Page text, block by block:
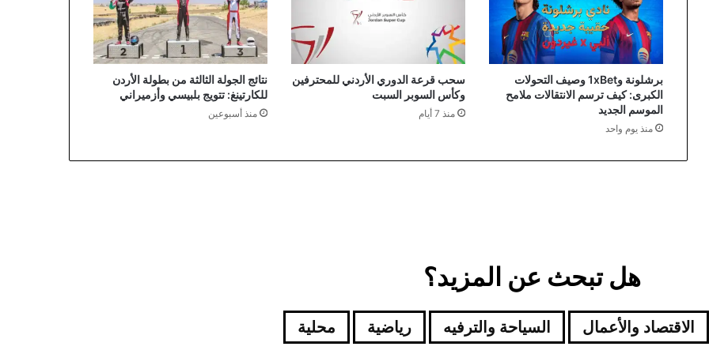
برشلونة و1xBet وصيف التحولات
الكبرى: كيف ترسم الانتقالات ملامح
الموسم الجديد
منذ يوم واحد
سحب قرعة الدوري الأردني للمحترفين
وكأس السوبر السبت
منذ 7 أيام
نتائج الجولة الثالثة من بطولة الأردن
للكارتينغ: تتويج بلبيسي وأزميراني
منذ أسبوعين
هل تبحث عن المزيد؟
الاقتصاد والأعمال السياحة والترفيه رياضية محلية